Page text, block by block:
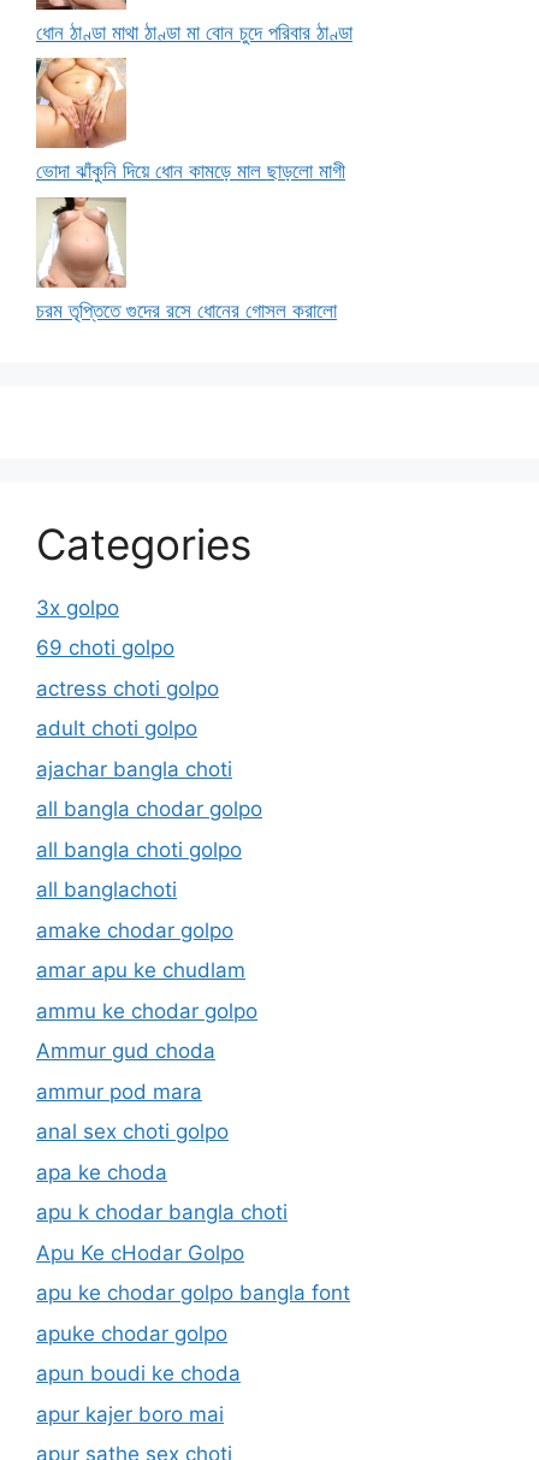
ধোন ঠাণ্ডা মাথা ঠাণ্ডা মা বোন চুদে পরিবার ঠাণ্ডা
ভোদা ঝাঁকুনি দিয়ে ধোন কামড়ে মাল ছাড়লো মাগী
চরম তৃপ্তিতে গুদের রসে ধোনের গোসল করালো
Categories
3x golpo
69 choti golpo
actress choti golpo
adult choti golpo
ajachar bangla choti
all bangla chodar golpo
all bangla choti golpo
all banglachoti
amake chodar golpo
amar apu ke chudlam
ammu ke chodar golpo
Ammur gud choda
ammur pod mara
anal sex choti golpo
apa ke choda
apu k chodar bangla choti
Apu Ke cHodar Golpo
apu ke chodar golpo bangla font
apuke chodar golpo
apun boudi ke choda
apur kajer boro mai
apur sathe sex choti